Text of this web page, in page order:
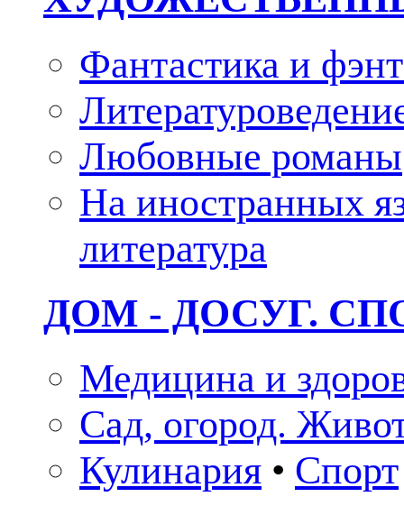
Фантастика и
Любовные романы
На иностранных
литература
ДОМ - ДОСУГ.
Медицина и
Сад, огород.
Кулинария • Спорт